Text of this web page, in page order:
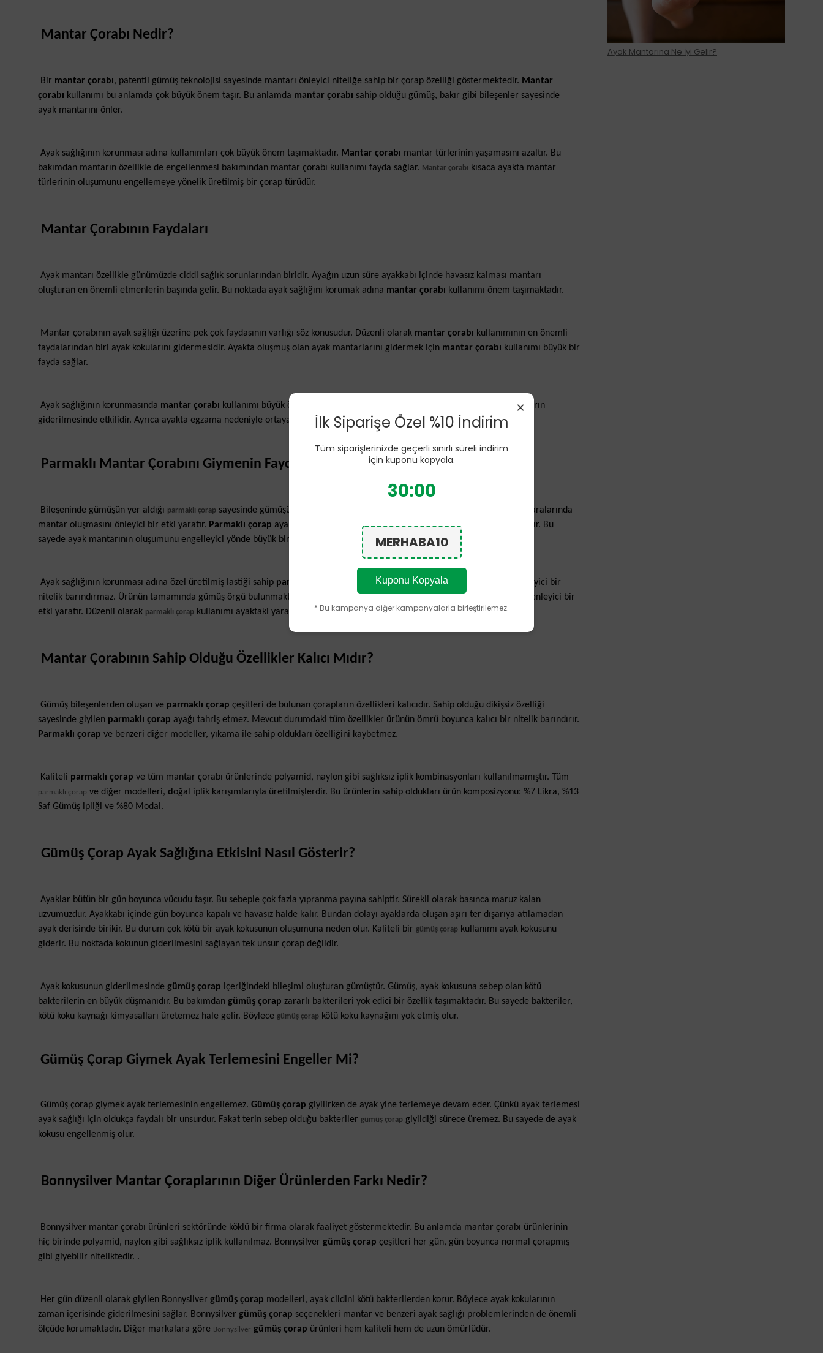
Mantar Çorabı Nedir?
Bir mantar çorabı, patentli gümüş teknolojisi sayesinde mantarı önleyici niteliğe sahip bir çorap özelliği göstermektedir. Mantar
çorabı kullanımı bu anlamda çok büyük önem taşır. Bu anlamda mantar çorabı sahip olduğu gümüş, bakır gibi bileşenler sayesinde
ayak mantarını önler.
Ayak sağlığının korunması adına kullanımları çok büyük önem taşımaktadır. Mantar çorabı mantar türlerinin yaşamasını azaltır. Bu
bakımdan mantarın özellikle de engellenmesi bakımından mantar çorabı kullanımı fayda sağlar. Mantar çorabı kısaca ayakta mantar
türlerinin oluşumunu engellemeye yönelik üretilmiş bir çorap türüdür.
Mantar Çorabının Faydaları
Ayak mantarı özellikle günümüzde ciddi sağlık sorunlarından biridir. Ayağın uzun süre ayakkabı içinde havasız kalması mantarı
oluşturan en önemli etmenlerin başında gelir. Bu noktada ayak sağlığını korumak adına mantar çorabı kullanımı önem taşımaktadır.
Mantar çorabının ayak sağlığı üzerine pek çok faydasının varlığı söz konusudur. Düzenli olarak mantar çorabı kullanımının en önemli
faydalarından biri ayak kokularını gidermesidir. Ayakta oluşmuş olan ayak mantarlarını gidermek için mantar çorabı kullanımı büyük bir
fayda sağlar.
Ayak sağlığının korunmasında mantar çorabı kullanımı büyük öneme taşır. Böylece mantar sebebiyle ayakta oluşan kaşıntıların
giderilmesinde etkilidir. Ayrıca ayakta egzama nedeniyle ortaya çıkan kaşıntı ve kızarıkları da giderici nitelik taşır.
Parmaklı Mantar Çorabını Giymenin Faydaları
Bileşeninde gümüşün yer aldığı parmaklı çorap sayesinde gümüşün parmak arasına temas etmesi sağlanır. Bu sayede parmak aralarında
mantar oluşmasını önleyici bir etki yaratır. Parmaklı çorap ayak parmak aralarının temiz ve kuru kalmasında etkili olmaktadır. Bu
sayede ayak mantarının oluşumunu engelleyici yönde büyük bir etki yaratmaktadır.
Ayak sağlığının korunması adına özel üretilmiş lastiği sahip parmaklı çorap
ayağınızı sıkmaz. Böylece kan dolaşımını engelleyici bir
nitelik barındırmaz. Ürünün tamamında gümüş örgü bulunmaktadır. Bu sayede
kullanımı kan dolaşımını düzenleyici bir
etki yaratır. Düzenli olarak parmaklı çorap kullanımı ayaktaki yaraların enfeksiyon kapmadan hızla iyileşmesini sağlar.
Mantar Çorabının Sahip Olduğu Özellikler Kalıcı Mıdır?
Gümüş bileşenlerden oluşan ve parmaklı çorap çeşitleri de bulunan çorapların özellikleri kalıcıdır. Sahip olduğu dikişsiz özelliği
sayesinde giyilen parmaklı çorap ayağı tahriş etmez. Mevcut durumdaki tüm özellikler ürünün ömrü boyunca kalıcı bir nitelik barındırır.
Parmaklı çorap ve benzeri diğer modeller, yıkama ile sahip oldukları özelliğini kaybetmez.
Kaliteli parmaklı çorap ve tüm mantar çorabı ürünlerinde polyamid, naylon gibi sağlıksız iplik kombinasyonları kullanılmamıştır. Tüm
parmaklı çorap ve diğer modelleri, doğal iplik karışımlarıyla üretilmişlerdir. Bu ürünlerin sahip oldukları ürün komposizyonu: %7 Likra, %13
Saf Gümüş ipliği ve %80 Modal.
Gümüş Çorap Ayak Sağlığına Etkisini Nasıl Gösterir?
Ayaklar bütün bir gün boyunca vücudu taşır. Bu sebeple çok fazla yıpranma payına sahiptir. Sürekli olarak basınca maruz kalan
uzvumuzdur. Ayakkabı içinde gün boyunca kapalı ve havasız halde kalır. Bundan dolayı ayaklarda oluşan aşırı ter dışarıya atılamadan
ayak derisinde birikir. Bu durum çok kötü bir ayak kokusunun oluşumuna neden olur. Kaliteli bir gümüş çorap kullanımı ayak kokusunu
giderir. Bu noktada kokunun giderilmesini sağlayan tek unsur çorap değildir.
Ayak kokusunun giderilmesinde gümüş çorap içeriğindeki bileşimi oluşturan gümüştür. Gümüş, ayak kokusuna sebep olan kötü
bakterilerin en büyük düşmanıdır. Bu bakımdan gümüş çorap zararlı bakterileri yok edici bir özellik taşımaktadır. Bu sayede bakteriler,
kötü koku kaynağı kimyasalları üretemez hale gelir. Böylece gümüş çorap kötü koku kaynağını yok etmiş olur.
Gümüş Çorap Giymek Ayak Terlemesini Engeller Mi?
Gümüş çorap giymek ayak terlemesinin engellemez. Gümüş çorap giyilirken de ayak yine terlemeye devam eder. Çünkü ayak terlemesi
ayak sağlığı için oldukça faydalı bir unsurdur. Fakat terin sebep olduğu bakteriler gümüş çorap giyildiği sürece üremez. Bu sayede de ayak
kokusu engellenmiş olur.
Bonnysilver Mantar Çoraplarının Diğer Ürünlerden Farkı Nedir?
Bonnysilver mantar çorabı ürünleri sektöründe köklü bir firma olarak faaliyet göstermektedir. Bu anlamda mantar çorabı ürünlerinin
hiç birinde polyamid, naylon gibi sağlıksız iplik kullanılmaz. Bonnysilver gümüş çorap çeşitleri her gün, gün boyunca normal çorapmış
gibi giyebilir niteliktedir. .
Her gün düzenli olarak giyilen Bonnysilver gümüş çorap modelleri, ayak cildini kötü bakterilerden korur. Böylece ayak kokularının
zaman içerisinde giderilmesini sağlar. Bonnysilver gümüş çorap seçenekleri mantar ve benzeri ayak sağlığı problemlerinden de önemli
ölçüde korumaktadır. Diğer markalara göre Bonnysilver gümüş çorap ürünleri hem kaliteli hem de uzun ömürlüdür.
Ayak Mantarına Ne İyi Gelir?
×
İlk Siparişe Özel %10 İndirim
Tüm siparişlerinizde geçerli sınırlı süreli indirim
için kuponu kopyala.
29:59
MERHABA10
Kuponu Kopyala
* Bu kampanya diğer kampanyalarla birleştirilemez.